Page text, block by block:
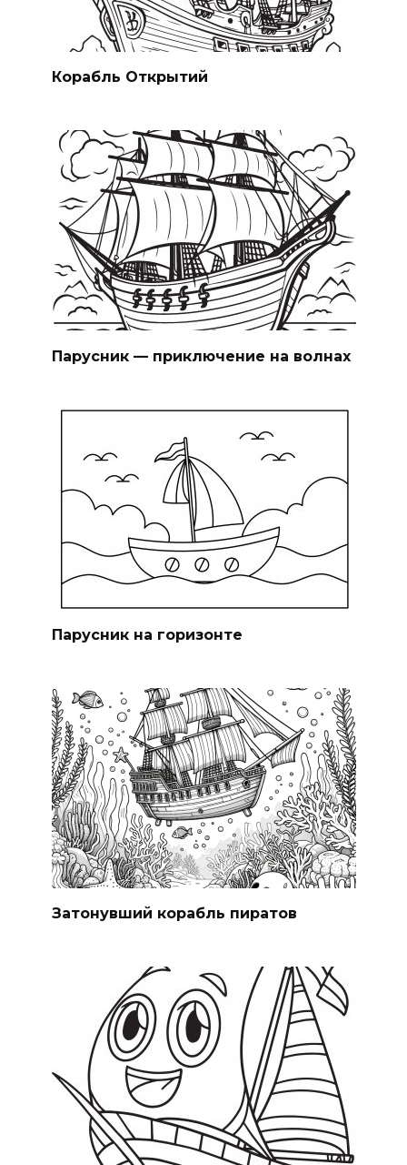
Корабль Открытий
Парусник — приключение на волнах
Парусник на горизонте
Затонувший корабль пиратов